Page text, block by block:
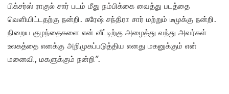
பிக்சர்ஸ் ராகுல் சார் படம் மீது நம்பிக்கை வைத்து படத்தை
வெளியிட்டதற்கு நன்றி. சுரேஷ் சந்திரா சார் மற்றும் டீமுக்கு நன்றி.
நிறைய குழந்தைகளை என் வீட்டிற்கு அழைத்து வந்து அவர்கள்
உலகத்தை எனக்கு அறிமுகப்படுத்திய எனது மகனுக்கும் என்
மனைவி, மகளுக்கும் நன்றி”.